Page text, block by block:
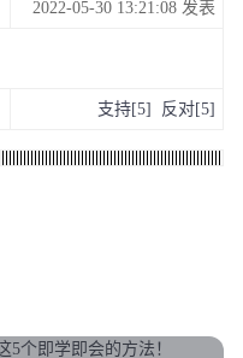
2022-05-30 13:21:08 发表
支持[5] 反对[5]